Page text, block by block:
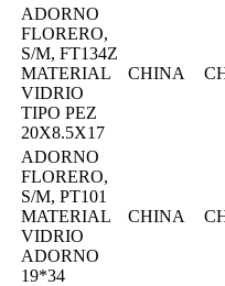
ADORNO
FLORERO,
S/M, FT134Z
MATERIAL
VIDRIO
TIPO PEZ
20X8.5X17
CHINA
ADORNO
FLORERO,
S/M, PT101
MATERIAL
VIDRIO
ADORNO
19*34
CHINA